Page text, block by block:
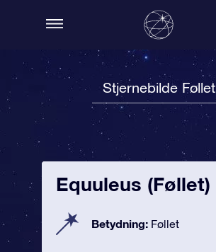
Stjernebilde Føllet
Equuleus (Føllet)
Betydning: Føllet